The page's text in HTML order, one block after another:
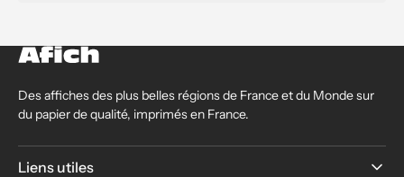
Des affiches des plus belles régions de France et du Monde sur
du papier de qualité, imprimés en France.
Liens utiles